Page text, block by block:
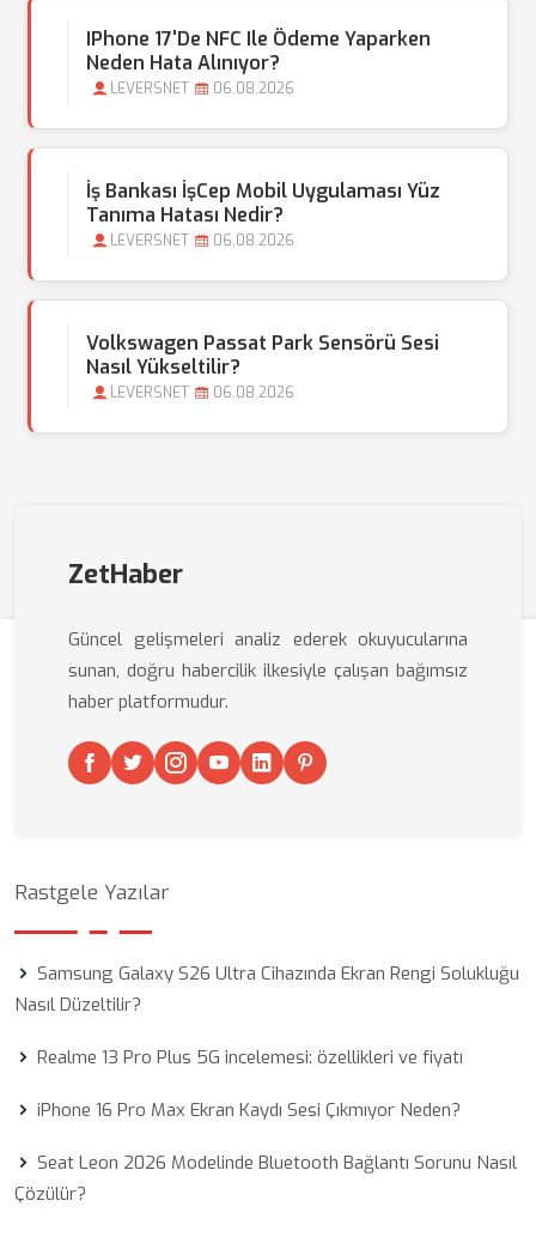
IPhone 17'de NFC Ile Ödeme Yaparken
Neden Hata Alınıyor?
LEVERSNET 06.08.2026
İş Bankası İşCep Mobil Uygulaması Yüz
Tanıma Hatası Nedir?
LEVERSNET 06.08.2026
Volkswagen Passat Park Sensörü Sesi
Nasıl Yükseltilir?
LEVERSNET 06.08.2026
ZetHaber
Güncel gelişmeleri analiz ederek okuyucularına
sunan, doğru habercilik ilkesiyle çalışan bağımsız
haber platformudur.
Rastgele Yazılar
Samsung Galaxy S26 Ultra Cihazında Ekran Rengi Solukluğu
Nasıl Düzeltilir?
Realme 13 Pro Plus 5G incelemesi: özellikleri ve fiyatı
iPhone 16 Pro Max Ekran Kaydı Sesi Çıkmıyor Neden?
Seat Leon 2026 Modelinde Bluetooth Bağlantı Sorunu Nasıl
Çözülür?